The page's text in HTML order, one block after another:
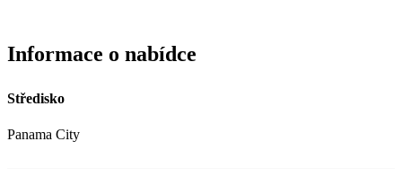
Informace o nabídce
Středisko
Panama City